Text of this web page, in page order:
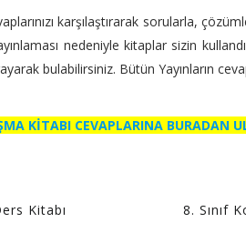
karşılaştırarak sorularla,
nedeniyle kitaplar sizin
bulabilirsiniz. Bütün Yayınların
KİTABI CEVAPLARINA BURADAN
Kitabı
8. Sınıf